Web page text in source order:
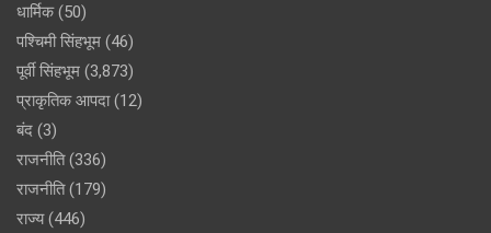
धार्मिक(50)
पश्चिमी सिंहभूम (46)
पूर्वी सिंहभूम (3,873)
प्राकृतिक आपदा(12)
बंद (3)
राजनीति(336)
राजनीति(179)
राज्य(446)